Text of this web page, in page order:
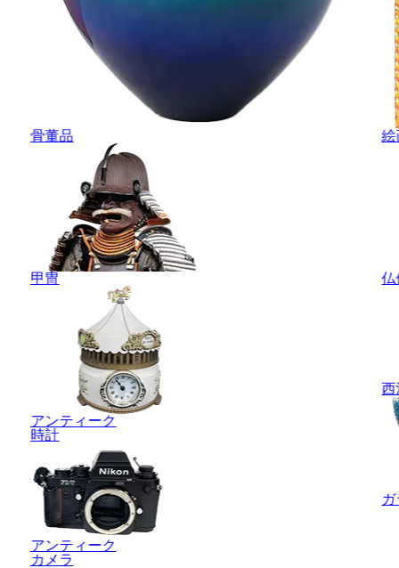
骨董品
甲冑
アンティーク
時計
アンティーク
カメラ
絵
仏
西